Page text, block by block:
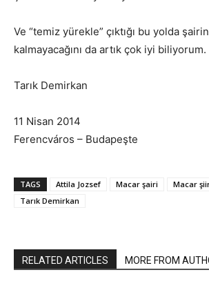
Ve “temiz yürekle” çıktığı bu yolda
kalmayacağını da artık çok iyi biliyorum.
Tarık Demirkan
11 Nisan 2014
Ferencváros – Budapeşte
TAGS Attila Jozsef Macar şairi
Macar
Tarık Demirkan
RELATED ARTICLES MORE FROM